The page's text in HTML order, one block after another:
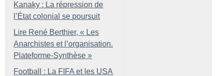
Kanaky : La répression de
l’État colonial se poursuit
Lire René Berthier, « Les
Anarchistes et l’organisation.
Plateforme-Synthèse »
Football : La FIFA et les USA